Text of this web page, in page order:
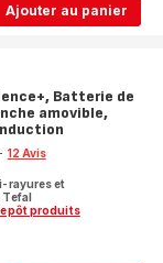
Ajouter au panier
Batterie de
amovible,
- 12 Avis
rayures et
Tefal
produits